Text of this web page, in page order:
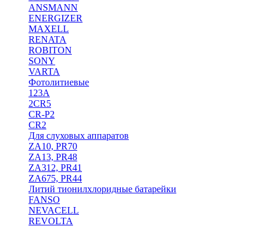
ANSMANN
ENERGIZER
MAXELL
RENATA
ROBITON
SONY
VARTA
Фотолитиевые
123A
2CR5
CR-P2
CR2
Для слуховых аппаратов
ZA10, PR70
ZA13, PR48
ZA312, PR41
ZA675, PR44
Литий тионилхлоридные батарейки
FANSO
NEVACELL
REVOLTA